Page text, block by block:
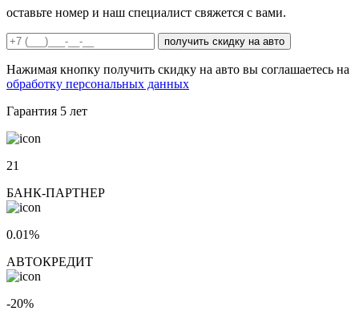
оставьте номер и наш специалист свяжется с вами.
получить скидку на авто
Нажимая кнопку получить скидку на авто вы соглашаетесь на
обработку персональных данных
Гарантия 5 лет
21
БАНК-ПАРТНЕР
0.01%
АВТОКРЕДИТ
-20%